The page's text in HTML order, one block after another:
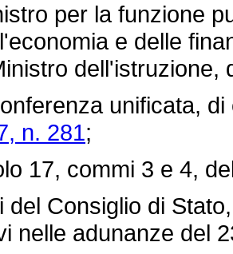
per la funzione
e delle
unificata,
n. 281;
17, commi 3 e 4,
del Consiglio di
nelle adunanze del